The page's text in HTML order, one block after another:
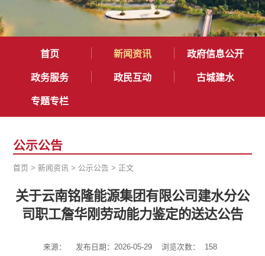
首页 新闻资讯 政府信息公开
政务服务 政民互动 古城建水
专题专栏
公示公告
首页 >新闻资讯 > 公示公告 > 正文
关于云南铭隆能源集团有限公司建水分公
司职工詹华刚劳动能力鉴定的送达公告
来源： 发布日期：2026-05-29 浏览次数： 158